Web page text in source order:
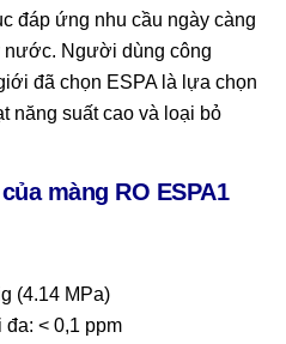
đáp ứng nhu cầu ngày càng
nước. Người dùng công
đã chọn ESPA là lựa chọn
năng suất cao và loại bỏ
màng RO ESPA1
(4.14 MPa)
< 0,1 ppm